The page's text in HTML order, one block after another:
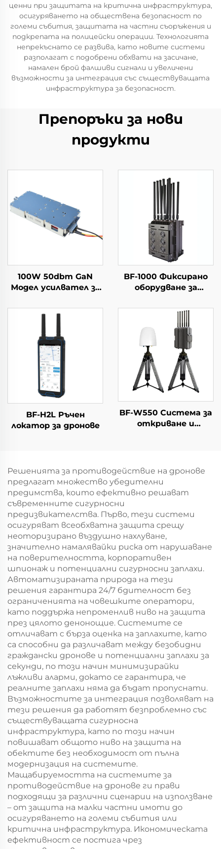
ценни при защитата на критична инфраструктура,
осигуряването на обществена безопасност по
големи събития, защитата на частни съоръжения и
подкрепата на полицейски операции. Технологията
непрекъснато се развива, като новите системи
разполагат с подобрени обхвати на засичане,
намален брой фалшиви сигнали и увеличени
възможности за интеграция със съществуващата
инфраструктура за безопасност.
Препоръки за нови
продукти
100W 50dbm GaN
Модел усилвател за
системи от
противодронове,
модул за
противодействие
на дронове, 5.2/5.8G,
достатъчно RF
екраниране, 5.2/5.8G,
100W 50dbm
BF-1000 Фиксирано
оборудване за
противодроново
оборудване
BF-H2L Ръчен
локатор за дронове
BF-W550 Система за
откриване и
Решенията за противодействие на дронове
предлагат множество убедителни
предимства, които ефективно решават
съвременните сигурносни
предизвикателства. Първо, тези системи
осигуряват всеобхватна защита срещу
неоторизирано въздушно нахлуване,
значително намалявайки риска от нарушаване
на поверителността, корпоративен
шпионаж и потенциални сигурносни заплахи.
Автоматизираната природа на тези
решения гарантира 24/7 бдителност без
ограниченията на човешките оператори,
като поддържа непроменлив ниво на защита
през цялото денонощие. Системите се
отличават с бърза оценка на заплахите, като
са способни да различават между безобидни
граждански дронове и потенциални заплахи за
секунди, по този начин минимизирайки
лъжливи аларми, докато се гарантира, че
реалните заплахи няма да бъдат пропуснати.
Възможностите за интеграция позволяват на
тези решения да работят безпроблемно със
съществуващата сигурносна
инфраструктура, като по този начин
повишават общото ниво на защита на
обектите без необходимост от пълна
модернизация на системите.
Мащабируемостта на системите за
противодействие на дронове ги прави
подходящи за различни сценарии на използване
– от защита на малки частни имоти до
осигуряването на големи събития или
критична инфраструктура. Икономическата
ефективност се постига чрез